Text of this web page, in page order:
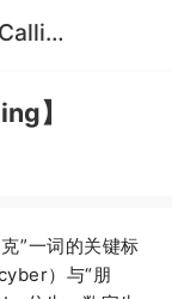
赛博朋克短片—【Cyber Calling】
】
”一词的关键标
）与“朋